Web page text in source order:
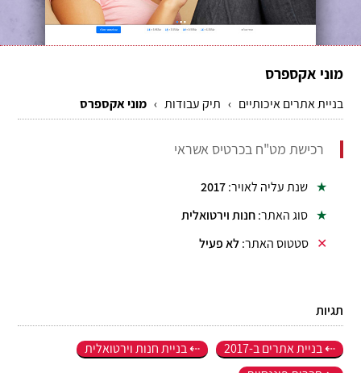
מוני אקספרס
בניית אתרים איכותיים › תיק עבודות ›מוני אקספרס
רכישת מט"ח בכרטיס אשראי
שנת עליה לאויר:2017
סוג האתר:חנות וירטואלית
סטטוס האתר:לא פעיל
תגיות
בניית אתרים ב-2017
בניית חנות וירטואלית